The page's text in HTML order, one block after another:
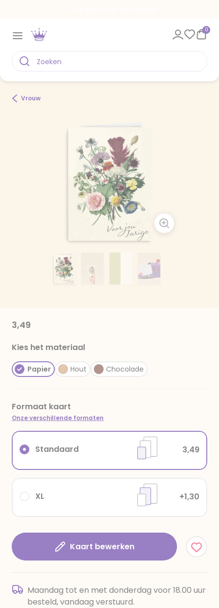
0
Vrouw
3,49
Kies het materiaal
Papier Hout Chocolade
Formaat kaart
Onze verschillende formaten
XL +1,30
Standaard 3,49
Kaart bewerken
Maandag tot en met donderdag voor 18.00 uur
besteld, vandaag verstuurd.